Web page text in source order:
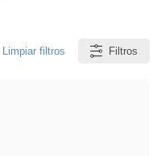
Limpiar filtros Filtros